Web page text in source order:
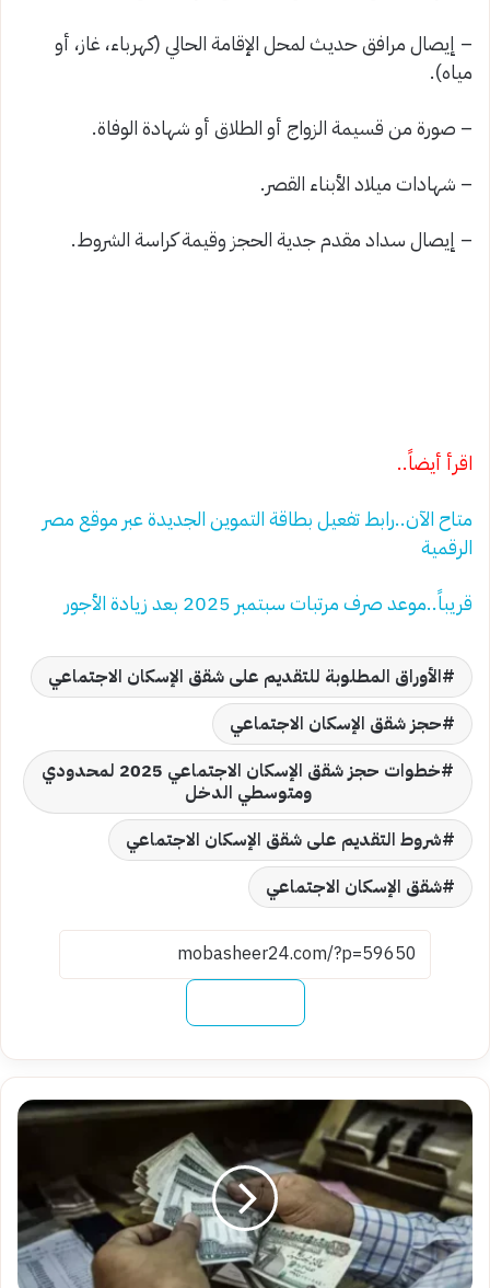
– إيصال مرافق حديث لمحل الإقامة الحالي (كهرباء، غاز، أو
مياه).
– صورة من قسيمة الزواج أو الطلاق أو شهادة الوفاة.
– شهادات ميلاد الأبناء القصر.
– إيصال سداد مقدم جدية الحجز وقيمة كراسة الشروط.
اقرأ أيضاً..
متاح الآن..رابط تفعيل بطاقة التموين الجديدة عبر موقع مصر
الرقمية
قريباً..موعد صرف مرتبات سبتمبر 2025 بعد زيادة الأجور
الأوراق المطلوبة للتقديم على شقق الإسكان الاجتماعي
حجز شقق الإسكان الاجتماعي
خطوات حجز شقق الإسكان الاجتماعي 2025 لمحدودي
ومتوسطي الدخل
شروط التقديم على شقق الإسكان الاجتماعي
شقق الإسكان الاجتماعي
قريباً..موعد
صرف
مرتبات
سبتمبر
2025
بعد
زيادة
الأجور